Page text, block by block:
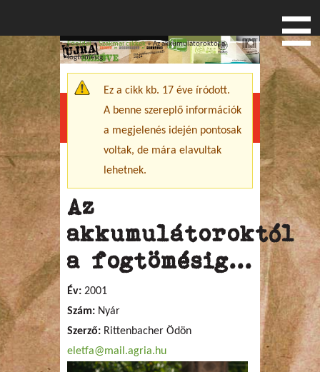
Jelenlegi hely
Főoldal»Szakmai cikkek» Az akkumulátoroktól a
fogtömésig...
Figyelmeztető üzenet
Ez a cikk kb. 17 éve íródott.
A benne szereplő információk
a megjelenés idején pontosak
voltak, de mára elavultak
lehetnek.
Az
akkumulátoroktól
a fogtömésig...
Év: 2001
Szám: Nyár
Szerző: Rittenbacher Ödön
eletfa@mail.agria.hu